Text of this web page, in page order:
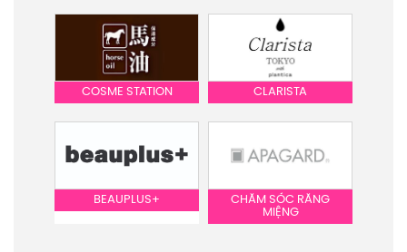
COSME STATION CLARISTA
BEAUPLUS+
CHĂM SÓC RĂNG
MIỆNG